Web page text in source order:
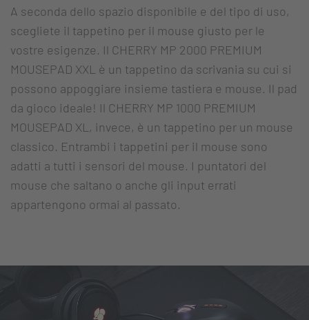
A seconda dello spazio disponibile e del tipo di uso,
scegliete il tappetino per il mouse giusto per le
vostre esigenze. Il CHERRY MP 2000 PREMIUM
MOUSEPAD XXL è un tappetino da scrivania su cui si
possono appoggiare insieme tastiera e mouse. Il pad
da gioco ideale! Il CHERRY MP 1000 PREMIUM
MOUSEPAD XL, invece, è un tappetino per un mouse
classico. Entrambi i tappetini per il mouse sono
adatti a tutti i sensori del mouse. I puntatori del
mouse che saltano o anche gli input errati
appartengono ormai al passato.